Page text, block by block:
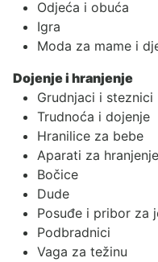
Odjeća i obuća
Igra
Moda za mame i
Dojenje i hranjenje
Grudnjaci i steznici
Trudnoća i dojenje
Hranilice za bebe
Aparati za hranjenje
Bočice
Dude
Posuđe i pribor za
Podbradnici
Vaga za težinu